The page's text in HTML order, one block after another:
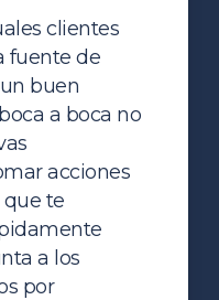
clientes
fuente de
buen
a boca no
acciones
que te
a los
por